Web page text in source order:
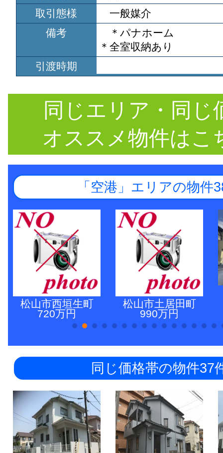
取引態様
一般媒介
備考
＊パナホーム
＊全室収納あり
引渡時期
同じエリア・同じ
オススメ物件はこ
「空港」エリアの物件
松山市西垣生町
720万円
松山市土居田町
990万円
同じ価格帯の物件37